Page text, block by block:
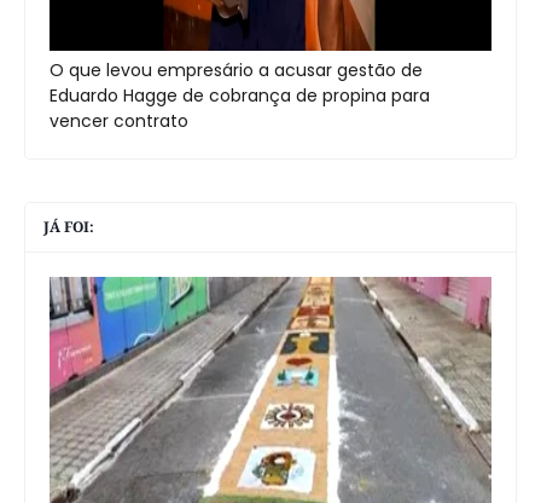
O que levou empresário a acusar gestão de
Eduardo Hagge de cobrança de propina para
vencer contrato
JÁ FOI: